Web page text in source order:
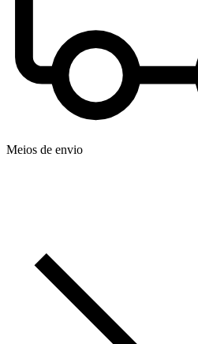
Meios de envio